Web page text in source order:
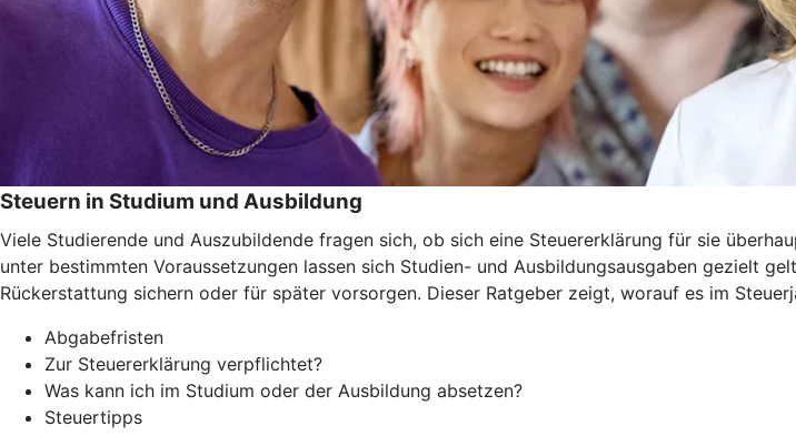
Steuern in Studium und Ausbildung
Viele Studierende und Auszubildende fragen sich, ob sich eine Steuererklärung für sie
unter bestimmten Voraussetzungen lassen sich Studien- und Ausbildungsausgaben gezielt
Rückerstattung sichern oder für später vorsorgen. Dieser Ratgeber zeigt, worauf es im
Abgabefristen
Zur Steuererklärung verpflichtet?
Was kann ich im Studium oder der Ausbildung absetzen?
Steuertipps